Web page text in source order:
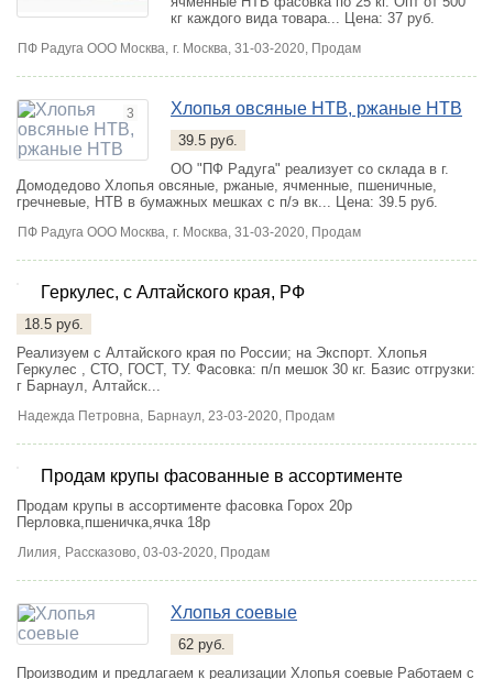
кг каждого вида товара... Цена: 37 руб.
ПФ Радуга ООО Москва, г. Москва, 31-03-2020, Продам
3 Хлопья овсяные НТВ, ржаные НТВ
39.5 руб.
ОО "ПФ Радуга" реализует со склада в г.
Домодедово Хлопья овсяные, ржаные, ячменные, пшеничные,
гречневые, НТВ в бумажных мешках с п/э вк... Цена: 39.5 руб.
ПФ Радуга ООО Москва, г. Москва, 31-03-2020, Продам
Геркулес, с Алтайского края, РФ
18.5 руб.
Реализуем с Алтайского края по России; на Экспорт. Хлопья
Геркулес , СТО, ГОСТ, ТУ. Фасовка: п/п мешок 30 кг. Базис отгрузки:
г Барнаул, Алтайск...
Надежда Петровна, Барнаул, 23-03-2020, Продам
Продам крупы фасованные в ассортименте
Продам крупы в ассортименте фасовка Горох 20р
Перловка,пшеничка,ячка 18р
Лилия, Рассказово, 03-03-2020, Продам
Хлопья соевые
62 руб.
Производим и предлагаем к реализации Хлопья соевые Работаем с